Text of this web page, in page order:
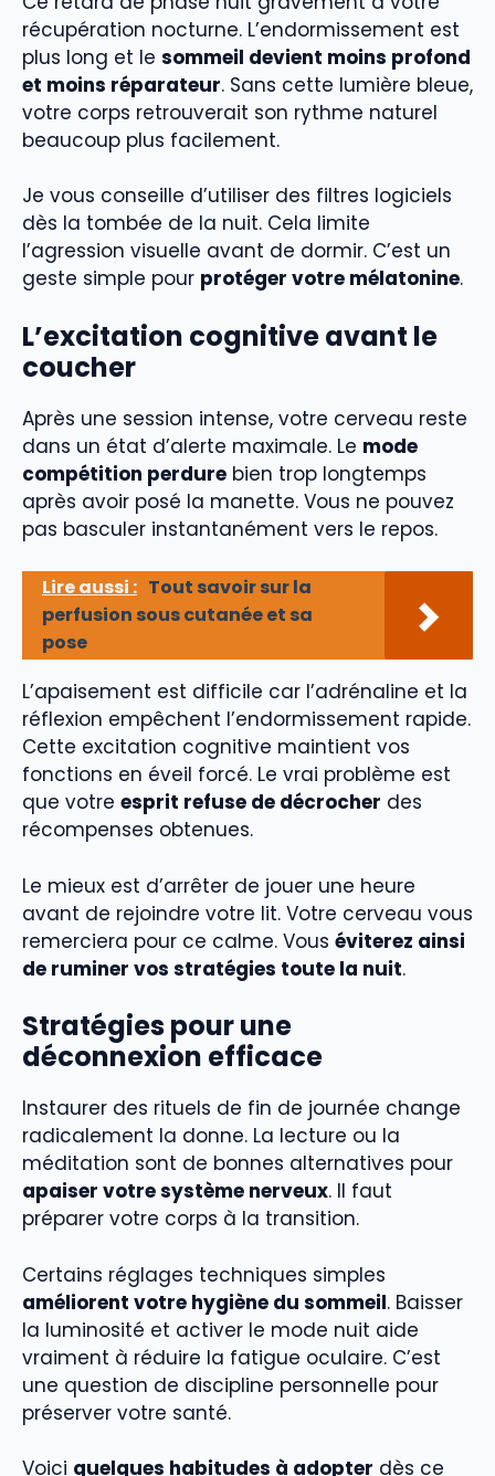
récupération nocturne. L’endormissement est
plus long et le sommeil devient moins profond
et moins réparateur. Sans cette lumière bleue,
votre corps retrouverait son rythme naturel
beaucoup plus facilement.
Je vous conseille d’utiliser des filtres logiciels
dès la tombée de la nuit. Cela limite
l’agression visuelle avant de dormir. C’est un
geste simple pour protéger votre mélatonine.
L’excitation cognitive avant le
coucher
Après une session intense, votre cerveau reste
dans un état d’alerte maximale. Le mode
compétition perdure bien trop longtemps
après avoir posé la manette. Vous ne pouvez
pas basculer instantanément vers le repos.
Lire aussi : Tout savoir sur la
perfusion sous cutanée et sa
pose
L’apaisement est difficile car l’adrénaline et la
réflexion empêchent l’endormissement rapide.
Cette excitation cognitive maintient vos
fonctions en éveil forcé. Le vrai problème est
que votre esprit refuse de décrocher des
récompenses obtenues.
Le mieux est d’arrêter de jouer une heure
avant de rejoindre votre lit. Votre cerveau vous
remerciera pour ce calme. Vous éviterez ainsi
de ruminer vos stratégies toute la nuit.
Stratégies pour une
déconnexion efficace
Instaurer des rituels de fin de journée change
radicalement la donne. La lecture ou la
méditation sont de bonnes alternatives pour
apaiser votre système nerveux. Il faut
préparer votre corps à la transition.
Certains réglages techniques simples
améliorent votre hygiène du sommeil. Baisser
la luminosité et activer le mode nuit aide
vraiment à réduire la fatigue oculaire. C’est
une question de discipline personnelle pour
préserver votre santé.
Voici quelques habitudes à adopter dès ce